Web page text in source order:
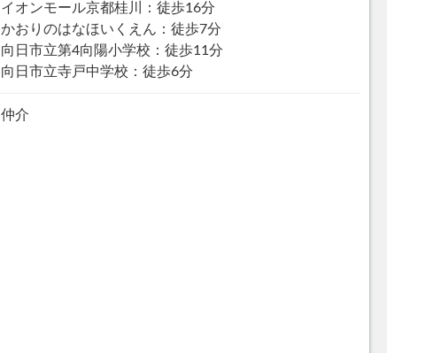
イオンモール京都桂川：徒歩16分
かおりのはなほいくえん：徒歩7分
向日市立第4向陽小学校：徒歩11分
向日市立寺戸中学校：徒歩6分
仲介